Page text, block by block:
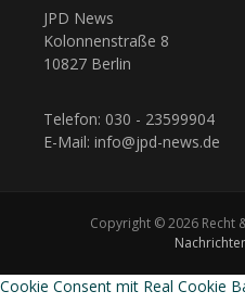
JPD News
Kolonnenstraße 8
10827 Berlin
Telefon: 030 - 23599904
E-Mail: info@jpd-news.de
Copyright © 2026 Recht
Cookie Consent mit Real Cookie